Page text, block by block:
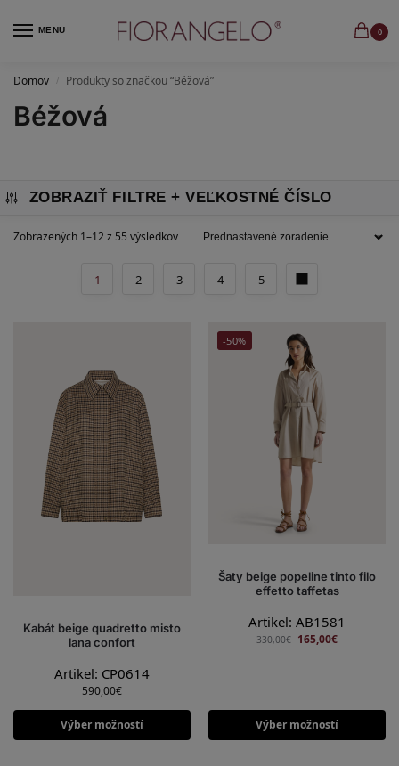
MENU 0
Domov / Produkty so značkou “Béžová”
Béžová
ZOBRAZIŤ FILTRE
Zobrazených 1–12 z 55 výsledkov
1 2 3 4 5
Kabát beige quadretto misto
lana confort
Artikel: CP0614
590,00€
Výber možností
-50%
Šaty beige popeline tinto filo
effetto taffetas
Artikel: AB1581
330,00€ 165,00€
Výber možností